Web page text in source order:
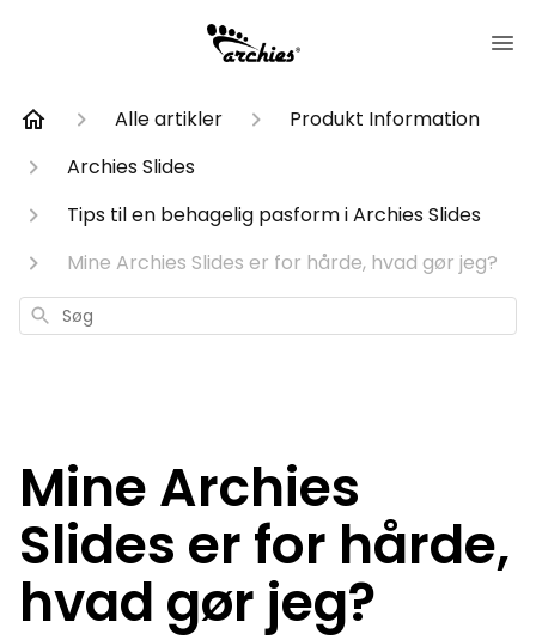
Alle artikler
Produkt Information
Archies Slides
Tips til en behagelig pasform i Archies Slides
Mine Archies Slides er for hårde, hvad gør jeg?
Søg
Mine Archies
Slides er for hårde,
hvad gør jeg?